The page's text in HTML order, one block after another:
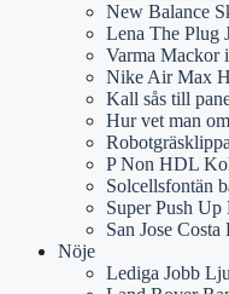
New Balance
Lena The Plug
Varma Mackor
Nike Air Max
Kall sås till
Hur vet man
P Non HDL
Solcellsfontän
Super Push
San Jose
Nöje
Lediga Jobb